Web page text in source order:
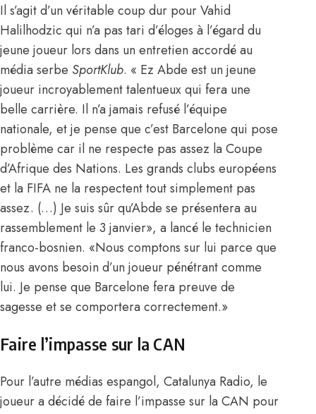
Il s’agit d’un véritable coup dur pour Vahid
Halilhodzic qui n’a pas tari d’éloges à l’égard du
jeune joueur lors dans un entretien accordé au
média serbe SportKlub. « Ez Abde est un jeune
joueur incroyablement talentueux qui fera une
belle carrière. Il n’a jamais refusé l’équipe
nationale, et je pense que c’est Barcelone qui pose
problème car il ne respecte pas assez la Coupe
d’Afrique des Nations. Les grands clubs européens
et la FIFA ne la respectent tout simplement pas
assez. (…) Je suis sûr qu’Abde se présentera au
rassemblement le 3 janvier», a lancé le technicien
franco-bosnien. «Nous comptons sur lui parce que
nous avons besoin d’un joueur pénétrant comme
lui. Je pense que Barcelone fera preuve de
sagesse et se comportera correctement.»
Faire l’impasse sur la CAN
Pour l’autre médias espangol, Catalunya Radio, le
joueur a décidé de faire l’impasse sur la CAN pour